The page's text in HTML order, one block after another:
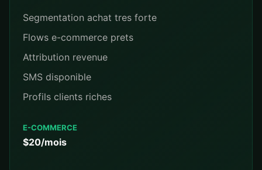
Segmentation achat tres forte
Flows e-commerce prets
Attribution revenue
SMS disponible
Profils clients riches
E-COMMERCE
$20/mois